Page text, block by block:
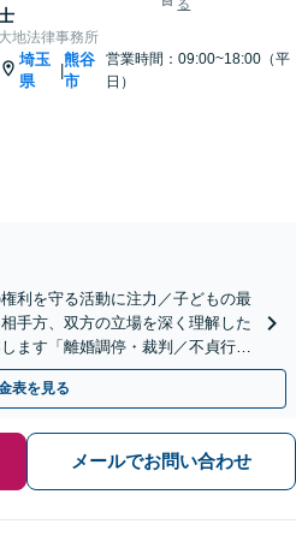
る
大地法律事務所
埼玉
県
|
熊谷
市
営業時間：09:00~18:00（平
日）
利を守る活動に注力／子どもの最
手方、双方の立場を深く理解した
ます「離婚調停・裁判／不貞行為
など」
表を見る
メールでお問い合わせ